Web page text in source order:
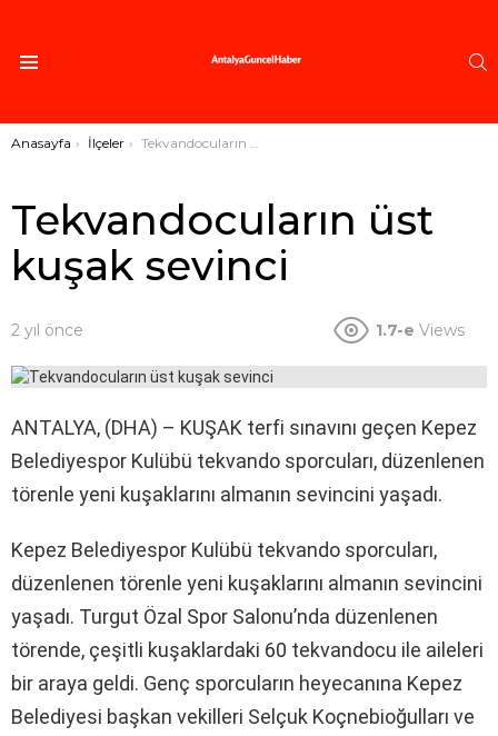
Buradasınız:
Anasayfa İlçeler Tekvandocuların üst kuşak sevinci
Tekvandocuların üst
kuşak sevinci
2 yıl önce 1.7-e Views
ANTALYA, (DHA) – KUŞAK terfi sınavını geçen Kepez
Belediyespor Kulübü tekvando sporcuları, düzenlenen
törenle yeni kuşaklarını almanın sevincini yaşadı.
Kepez Belediyespor Kulübü tekvando sporcuları,
düzenlenen törenle yeni kuşaklarını almanın sevincini
yaşadı. Turgut Özal Spor Salonu’nda düzenlenen
törende, çeşitli kuşaklardaki 60 tekvandocu ile aileleri
bir araya geldi. Genç sporcuların heyecanına Kepez
Belediyesi başkan vekilleri Selçuk Koçnebioğulları ve